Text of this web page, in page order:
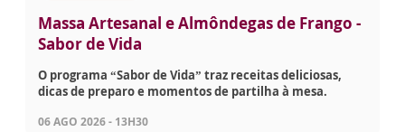
Massa Artesanal e Almôndegas de Frango -
Sabor de Vida
O programa “Sabor de Vida” traz receitas deliciosas,
dicas de preparo e momentos de partilha à mesa.
06 AGO 2026 - 13H30